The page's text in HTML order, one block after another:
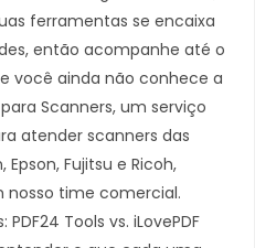
ferramentas se encaixa
então acompanhe até o
você ainda não conhece a
Scanners, um serviço
atender scanners das
Fujitsu e Ricoh,
nosso time comercial.
Tools vs. iLovePDF